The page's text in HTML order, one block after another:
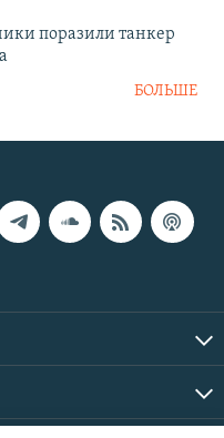
поразили танкер
БОЛЬШЕ